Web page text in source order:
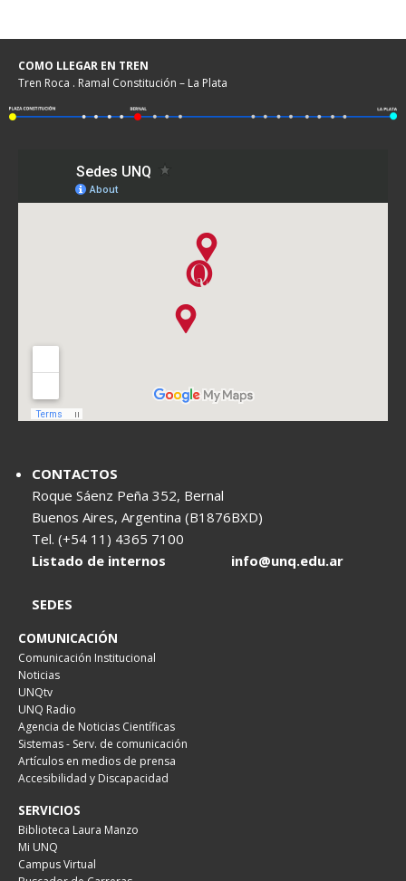
COMO LLEGAR EN TREN
Tren Roca . Ramal Constitución – La Plata
CONTACTOS
Roque Sáenz Peña 352, Bernal
Buenos Aires, Argentina (B1876BXD)
Tel. (+54 11) 4365 7100
Listado de internos
info@unq.edu.ar
SEDES
COMUNICACIÓN
Comunicación Institucional
Noticias
UNQtv
UNQ Radio
Agencia de Noticias Científicas
Sistemas - Serv. de comunicación
Artículos en medios de prensa
Accesibilidad y Discapacidad
SERVICIOS
Biblioteca Laura Manzo
Mi UNQ
Campus Virtual